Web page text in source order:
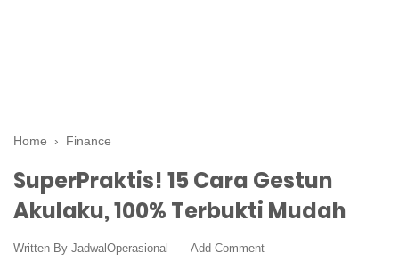
Home › Finance
SuperPraktis! 15 Cara Gestun
Akulaku, 100% Terbukti Mudah
Written By JadwalOperasional Add Comment